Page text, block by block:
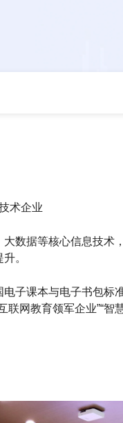
术企业
数据等核心信息技术
。
子课本与电子书包标
网教育领军企业”“智